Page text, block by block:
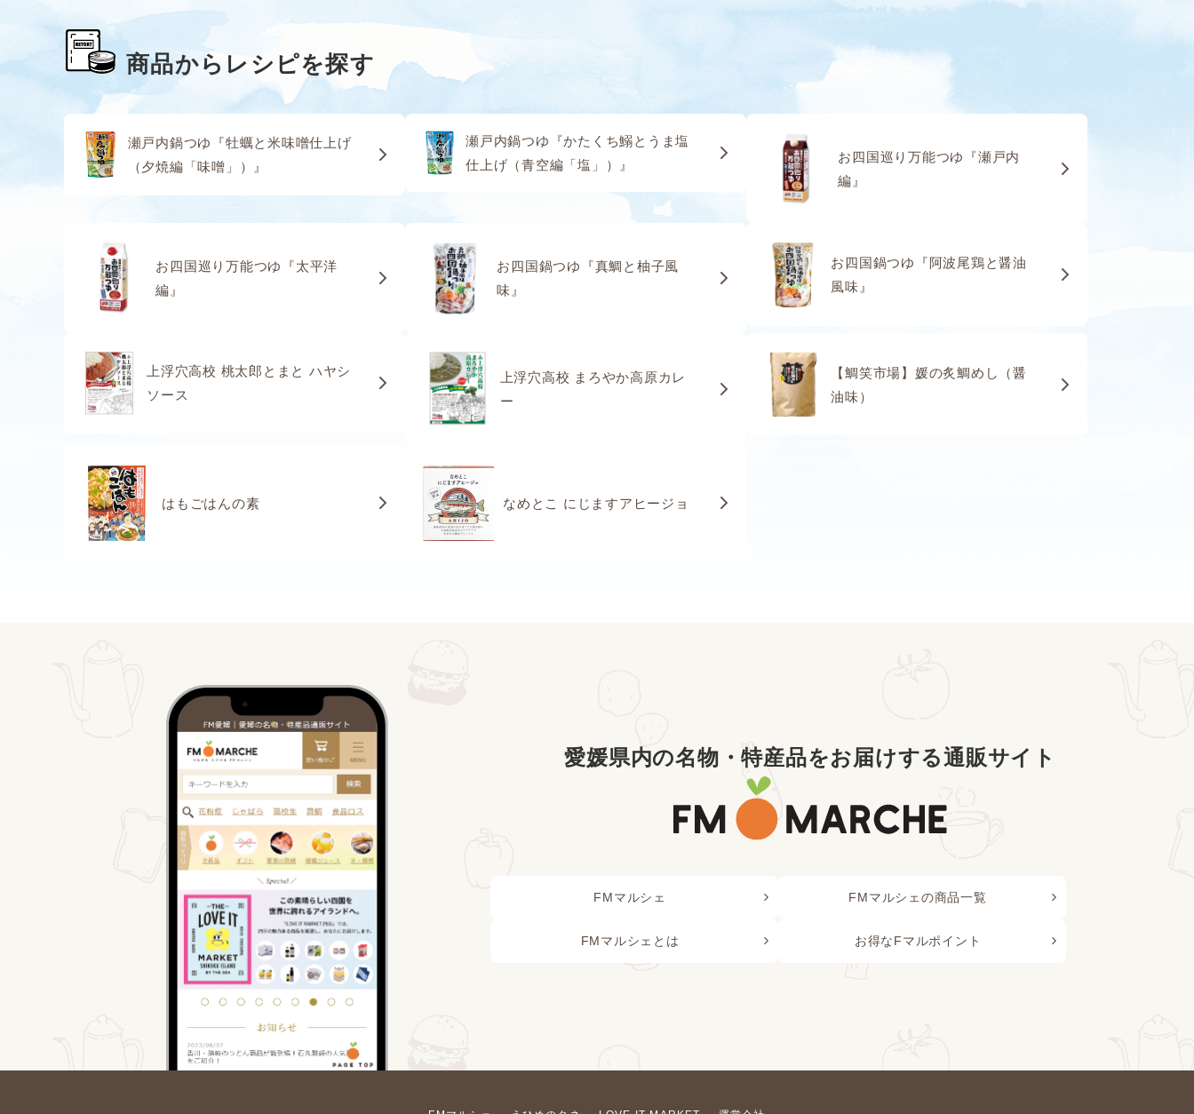
商品からレシピを探す
瀬戸内鍋つゆ『牡蠣と米味噌仕上げ
（夕焼編「味噌」）』
瀬戸内鍋つゆ『かたくち鰯とうま塩
仕上げ（青空編「塩」）』
お四国巡り万能つゆ『瀬戸内
編』
お四国巡り万能つゆ『太平洋
編』
お四国鍋つゆ『真鯛と柚子風
味』
お四国鍋つゆ『阿波尾鶏と醤油
風味』
上浮穴高校 桃太郎とまと ハヤシ
ソース
上浮穴高校 まろやか高原カレ
ー
【鯛笑市場】媛の炙鯛めし（醤
油味）
はもごはんの素 なめとこ にじますアヒージョ
愛媛県内の名物・特産品をお届けする通販サイト
FMマルシェ FMマルシェの商品一覧
FMマルシェとは お得なFマルポイント